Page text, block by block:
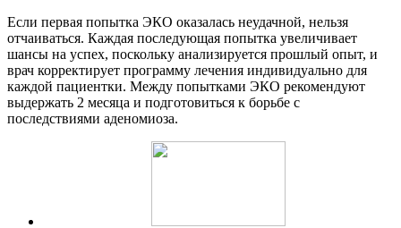
Если первая попытка ЭКО оказалась неудачной, нельзя
отчаиваться. Каждая последующая попытка увеличивает
шансы на успех, поскольку анализируется прошлый опыт, и
врач корректирует программу лечения индивидуально для
каждой пациентки. Между попытками ЭКО рекомендуют
выдержать 2 месяца и подготовиться к борьбе с
последствиями аденомиоза.